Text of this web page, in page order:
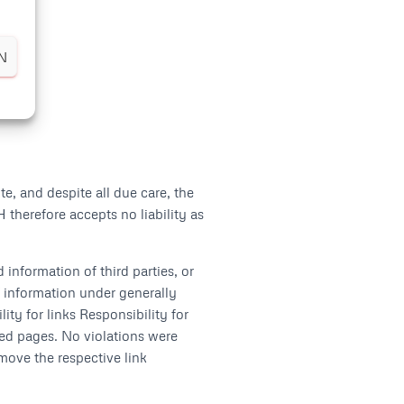
and despite all due care, the
therefore accepts no liability as
information of third parties, or
under generally
for links Responsibility for
pages. No violations were
the respective link